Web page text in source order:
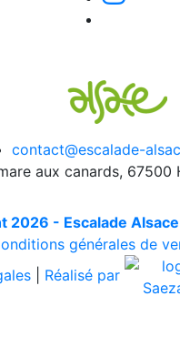
contact@escalade-
aux canards, 67500
2026 - Escalade Alsace
générales de
Réalisé par